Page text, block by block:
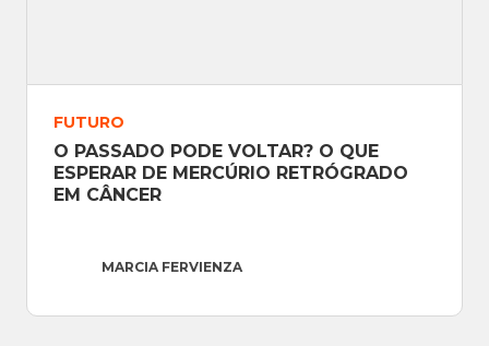
FUTURO
O PASSADO PODE VOLTAR? O QUE
ESPERAR DE MERCÚRIO RETRÓGRADO
EM CÂNCER
MARCIA FERVIENZA